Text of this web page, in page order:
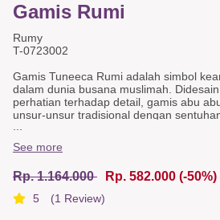
Gamis Rumi
Rumy
T-0723002
Gamis Tuneeca Rumi adalah simbol
dalam dunia busana muslimah.
perhatian terhadap detail, gamis abu
unsur-unsur tradisional dengan
menciptakan gaya yang elegan. Gamis
gamis terbaru dari koleksi baju Tuneeca
yang berkelas sehingga menambahkan
Dress Detail
Nursing friendly, Full button, Embroidery
See more
Rp. 1.164.000 Rp. 582.000 (-50%)
5 (1 Review)